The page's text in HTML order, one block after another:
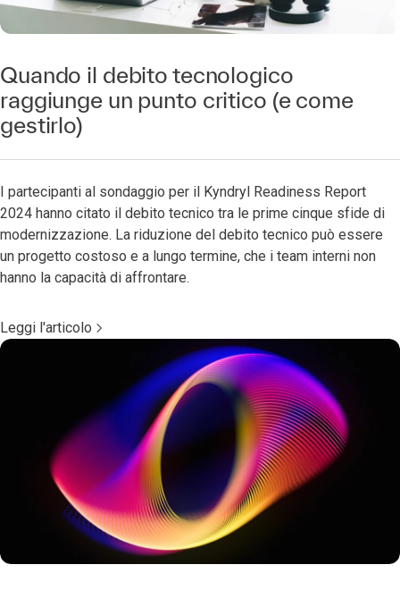
Quando il debito tecnologico
raggiunge un punto critico (e come
gestirlo)
I partecipanti al sondaggio per il Kyndryl Readiness Report
2024 hanno citato il debito tecnico tra le prime cinque sfide di
modernizzazione. La riduzione del debito tecnico può essere
un progetto costoso e a lungo termine, che i team interni non
hanno la capacità di affrontare.
Leggi l'articolo